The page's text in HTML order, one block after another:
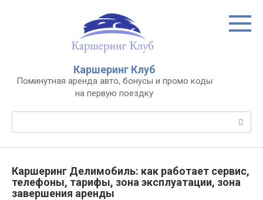
Каршеринг Клуб
Поминутная аренда авто, бонусы и промо коды
на первую поездку
Поиск:
Каршеринг Делимобиль: как работает сервис,
телефоны, тарифы, зона эксплуатации, зона
завершения аренды